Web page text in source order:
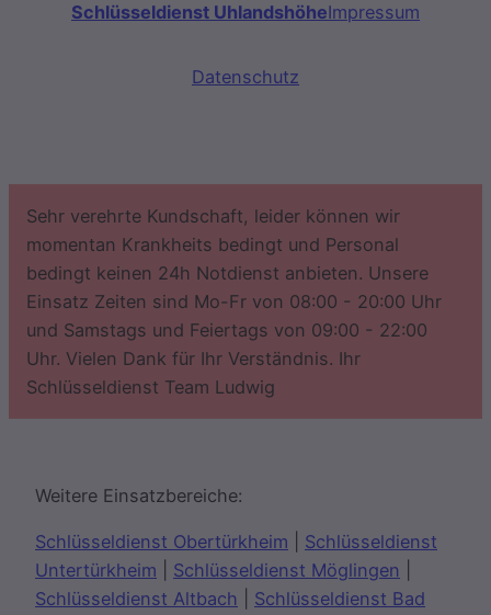
Schlüsseldienst UhlandshöheImpressum
Datenschutz
Sehr verehrte Kundschaft, leider können wir
momentan Krankheits bedingt und Personal
bedingt keinen 24h Notdienst anbieten. Unsere
Einsatz Zeiten sind Mo-Fr von 08:00 - 20:00 Uhr
und Samstags und Feiertags von 09:00 - 22:00
Uhr. Vielen Dank für Ihr Verständnis. Ihr
Schlüsseldienst Team Ludwig
Weitere Einsatzbereiche:
Schlüsseldienst Obertürkheim
Schlüsseldienst
Untertürkheim
Schlüsseldienst Möglingen
Schlüsseldienst Altbach
Schlüsseldienst Bad